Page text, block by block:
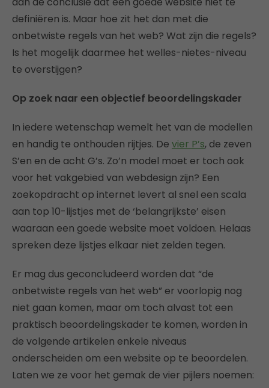
definiëren is. Maar hoe zit het dan met die
onbetwiste regels van het web? Wat zijn die regels?
Is het mogelijk daarmee het welles-nietes-niveau
te overstijgen?
Op zoek naar een objectief beoordelingskader
In iedere wetenschap wemelt het van de modellen
en handig te onthouden rijtjes. De vier P’s, de zeven
S’en en de acht G’s. Zo’n model moet er toch ook
voor het vakgebied van webdesign zijn? Een
zoekopdracht op internet levert al snel een scala
aan top 10-lijstjes met de ‘belangrijkste’ eisen
waaraan een goede website moet voldoen. Helaas
spreken deze lijstjes elkaar niet zelden tegen.
Er mag dus geconcludeerd worden dat “de
onbetwiste regels van het web” er voorlopig nog
niet gaan komen, maar om toch alvast tot een
praktisch beoordelingskader te komen, worden in
de volgende artikelen enkele niveaus
onderscheiden om een website op te beoordelen.
Laten we ze voor het gemak de vier pijlers noemen: